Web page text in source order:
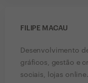
FILIPE MACAU
Desenvolvimento
gráficos, gestão e
sociais, lojas